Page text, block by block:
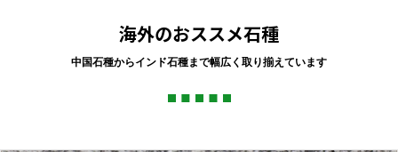
海外のおススメ石種
中国石種からインド石種まで幅広く取り揃えています